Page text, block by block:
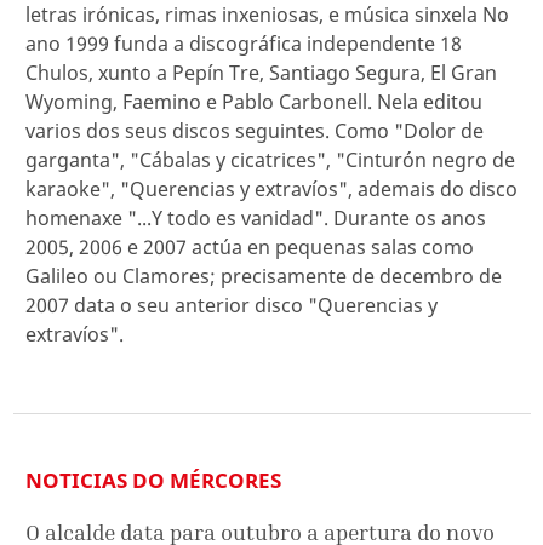
letras irónicas, rimas inxeniosas, e música sinxela No
ano 1999 funda a discográfica independente 18
Chulos, xunto a Pepín Tre, Santiago Segura, El Gran
Wyoming, Faemino e Pablo Carbonell. Nela editou
varios dos seus discos seguintes. Como "Dolor de
garganta", "Cábalas y cicatrices", "Cinturón negro de
karaoke", "Querencias y extravíos", ademais do disco
homenaxe "...Y todo es vanidad". Durante os anos
2005, 2006 e 2007 actúa en pequenas salas como
Galileo ou Clamores; precisamente de decembro de
2007 data o seu anterior disco "Querencias y
extravíos".
NOTICIAS DO MÉRCORES
O alcalde data para outubro a apertura do novo